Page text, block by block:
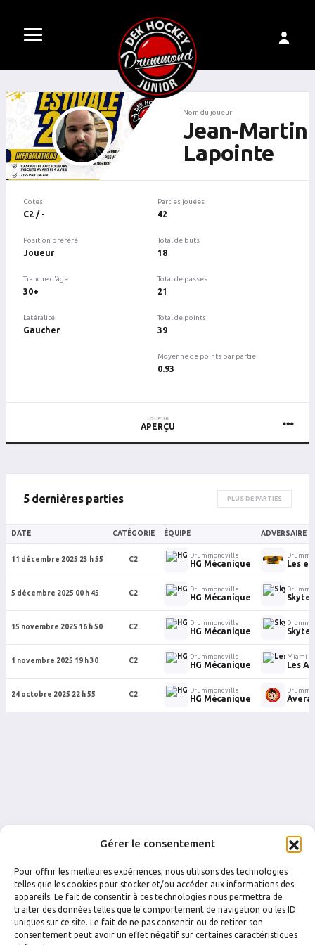
Gérer le consentement
Pour offrir les meilleures expériences, nous utilisons des technologies
telles que les cookies pour stocker et/ou accéder aux informations des
appareils. Le fait de consentir à ces technologies nous permettra de
traiter des données telles que le comportement de navigation ou les ID
uniques sur ce site. Le fait de ne pas consentir ou de retirer son
consentement peut avoir un effet négatif sur certaines caractéristiques
Nom du joueur
Jean-Martin
Lapointe
Cotes
C2 / -
Position préféré
Joueur
Tranche d'âge
30+
Latéralité
Gaucher
Parties jouées
42
Total de buts
18
Total de passes
21
Total de points
39
Moyenne de points par partie
0.93
JOUEUR
APERÇU
5 dernières parties PLUS DE PARTIES
DATE CATÉGORIE ÉQUIPE ADVERSAIRE
11 décembre 2025 23 h 55 C2
Drummondville
HG Mécanique Les
5 décembre 2025 00 h 45 C2
Drummondville
HG Mécanique
15 novembre 2025 16 h 50 C2
Drummondville
HG Mécanique
1 novembre 2025 19 h 30 C2
Drummondville
HG Mécanique
Miami
Les As
24 octobre 2025 22 h 55 C2
Drummondville
HG Mécanique
FACEBOOK INSTAGRAM